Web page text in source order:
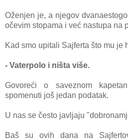
Oženjen je, a njegov
očevim stopama i već nastupa na
Kad smo upitali Sajferta što mu je
- Vaterpolo i ništa više.
Govoreći o saveznom
spomenuti još jedan podatak.
U nas se često javljaju
Baš su ovih dana na